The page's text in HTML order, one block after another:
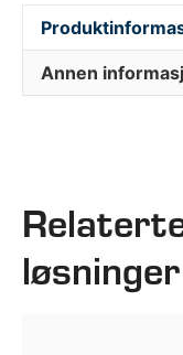
Annen
løsninger